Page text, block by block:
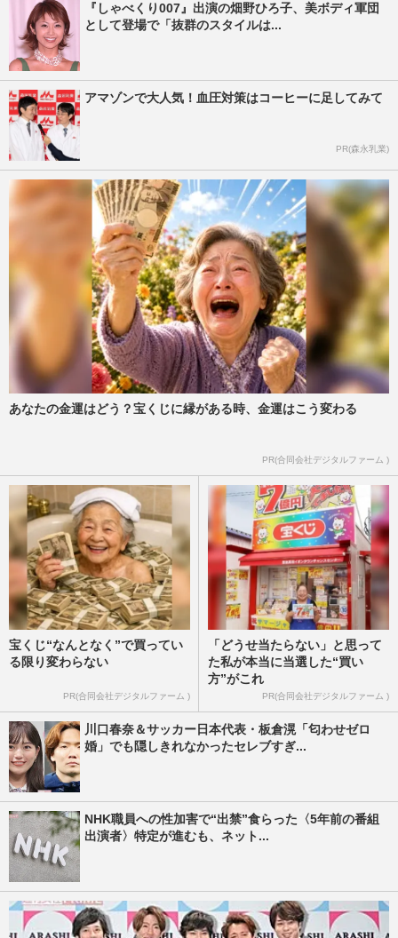
『しゃべくり007』出演の畑野ひろ子、美ボディ軍団
として登場で「抜群のスタイルは...
アマゾンで大人気！血圧対策はコーヒーに足してみて
PR(森永乳業)
あなたの金運はどう？宝くじに縁がある時、金運はこう変わる
PR(合同会社デジタルファーム )
宝くじ“なんとなく”で買ってい
る限り変わらない
PR(合同会社デジタルファーム )
「どうせ当たらない」と思って
た私が本当に当選した“買い
方”がこれ
PR(合同会社デジタルファーム )
川口春奈＆サッカー日本代表・板倉滉「匂わせゼロ
婚」でも隠しきれなかったセレブすぎ...
NHK職員への性加害で“出禁”食らった〈5年前の番組
出演者〉特定が進むも、ネット...